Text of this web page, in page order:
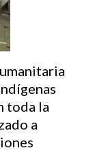
toda la
a